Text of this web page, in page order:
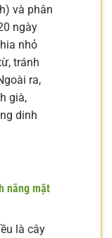
và phân
ngày
nhỏ
tránh
ra,
già,
dinh
nắng mặt
là cây